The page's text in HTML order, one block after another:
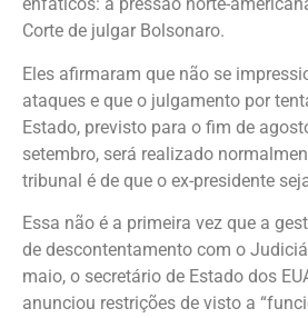
Corte de julgar Bolsonaro.
Eles afirmaram que não se
ataques e que o julgamento por
Estado, previsto para o fim de
setembro, será realizado
tribunal é de que o ex-presidente
Essa não é a primeira vez que a
de descontentamento com o
maio, o secretário de Estado dos
anunciou restrições de visto a